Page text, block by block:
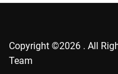
Copyright ©2026 . All
Team